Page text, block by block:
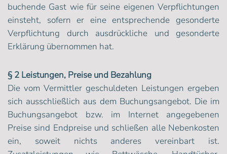
buchende Gast wie für seine eigenen Verpflichtungen
einsteht, sofern er eine entsprechende gesonderte
Verpflichtung durch ausdrückliche und gesonderte
Erklärung übernommen hat.
§ 2 Leistungen, Preise und Bezahlung
Die vom Vermittler geschuldeten Leistungen ergeben
sich ausschließlich aus dem Buchungsangebot. Die im
Buchungsangebot bzw. im Internet angegebenen
Preise sind Endpreise und schließen alle Nebenkosten
ein, soweit nichts anderes vereinbart ist.